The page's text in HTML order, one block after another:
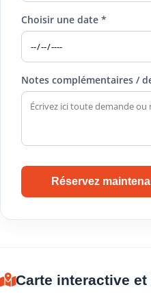
Choisir une date *
Notes complémentaires /
Réservez
Carte interactive